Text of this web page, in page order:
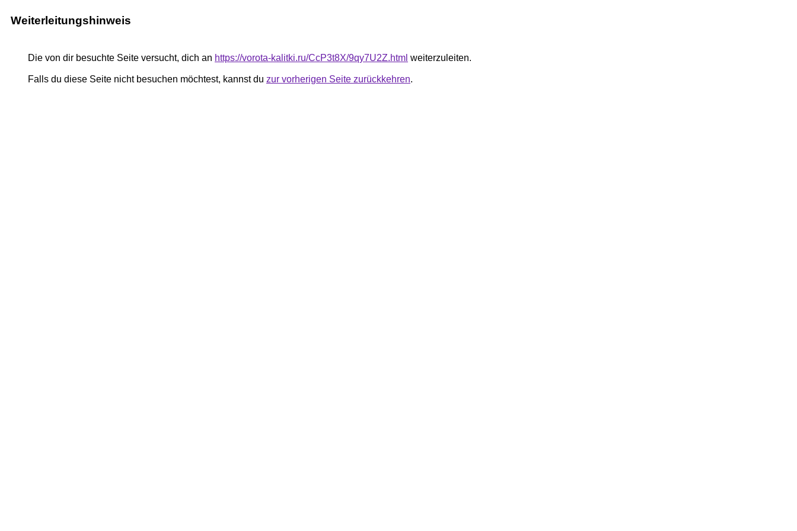
Weiterleitungshinweis
Die von dir besuchte Seite versucht, dich an https://vorota-kalitki.ru/CcP3t8X/9qy7U2Z.html weiterzuleiten.
Falls du diese Seite nicht besuchen möchtest, kannst du zur vorherigen Seite zurückkehren.